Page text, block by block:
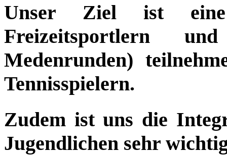
Unser Ziel ist eine
Freizeitsportlern
Medenrunden)
Tennisspielern.
Zudem ist uns die
Jugendlichen sehr